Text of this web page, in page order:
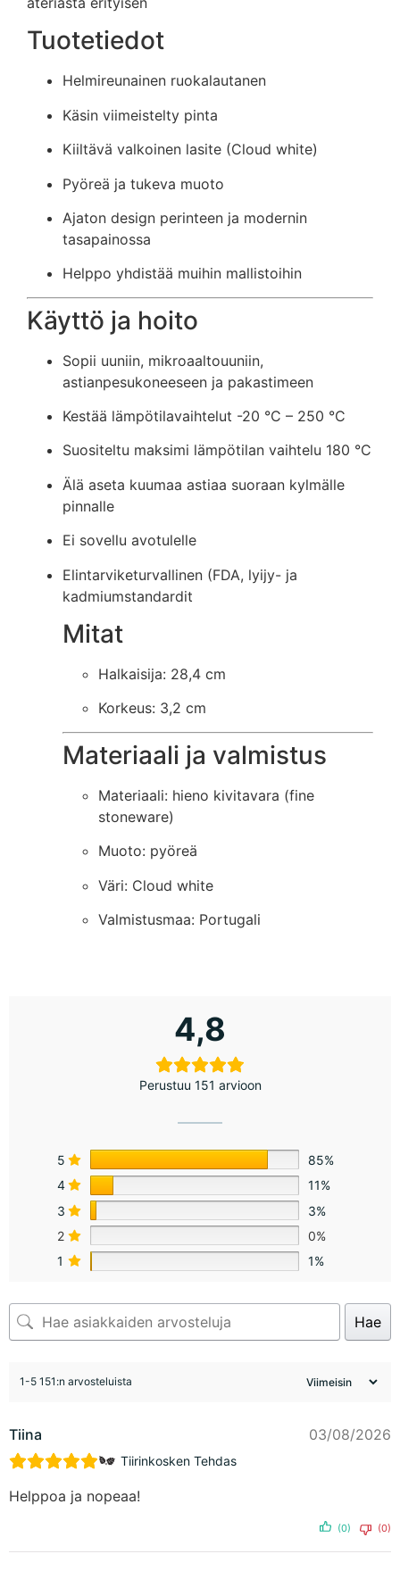
4,8
Perustuu 151 arvioon
5
85%
4
11%
3
3%
2
0%
1
1%
Hae
1-5 151:n arvosteluista
Tiina 03/08/2026
Tiirinkosken Tehdas
Helppoa ja nopeaa!
(0) (0)
Tuotetiedot
Helmireunainen ruokalautanen
Käsin viimeistelty pinta
Kiiltävä valkoinen lasite (Cloud white)
Pyöreä ja tukeva muoto
Ajaton design perinteen ja modernin
tasapainossa
Helppo yhdistää muihin mallistoihin
Käyttö ja hoito
Sopii uuniin, mikroaaltouuniin,
astianpesukoneeseen ja pakastimeen
Kestää lämpötilavaihtelut -20 °C – 250 °C
Suositeltu maksimi lämpötilan vaihtelu 180 °C
Älä aseta kuumaa astiaa suoraan kylmälle
pinnalle
Ei sovellu avotulelle
Elintarviketurvallinen (FDA, lyijy- ja
kadmiumstandardit
Mitat
Halkaisija: 28,4 cm
Korkeus: 3,2 cm
Materiaali ja valmistus
Materiaali: hieno kivitavara (fine
stoneware)
Muoto: pyöreä
Väri: Cloud white
Valmistusmaa: Portugali